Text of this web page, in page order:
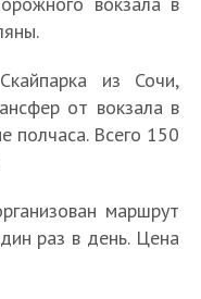
из Сочи,
от вокзала в
полчаса. Всего 150
маршрут
раз в день. Цена